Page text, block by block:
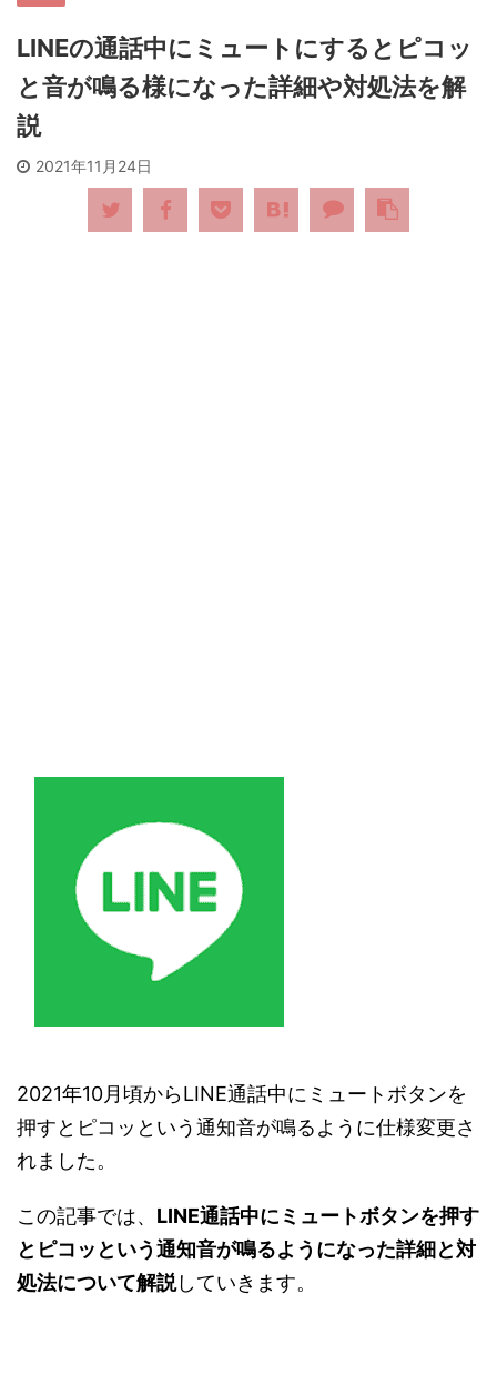
LINEの通話中にミュートにするとピコッ
と音が鳴る様になった詳細や対処法を解
説
2021年11月24日
2021年10月頃からLINE通話中にミュートボタンを
押すとピコッという通知音が鳴るように仕様変更さ
れました。
この記事では、 LINE通話中にミュートボタンを押す
とピコッという通知音が鳴るようになった詳細と対
処法について解説していきます。